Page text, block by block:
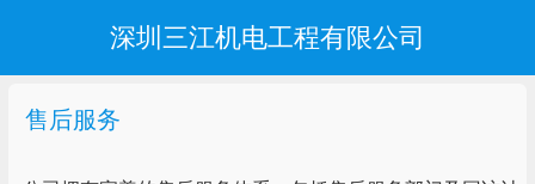
深圳三江机电工程有限公司
售后服务